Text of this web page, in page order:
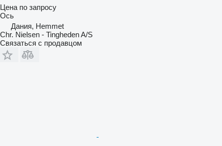
Цена по запросу
Ось
Дания, Hemmet
Chr. Nielsen - Tingheden A/S
Связаться с продавцом